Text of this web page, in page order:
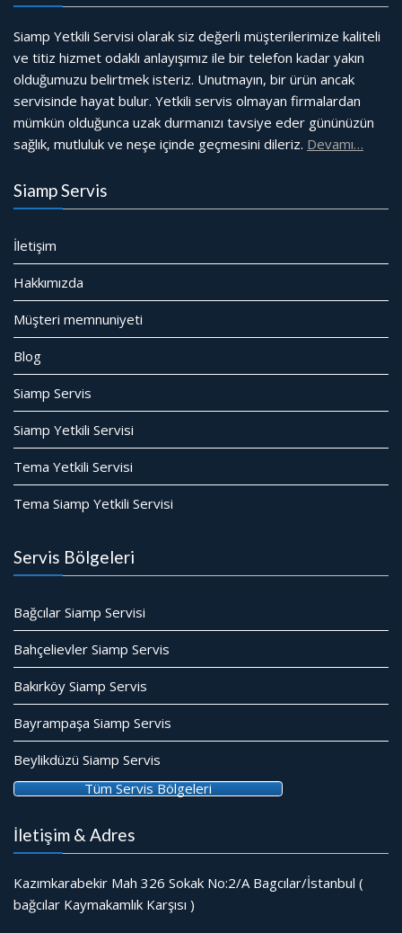
Siamp Yetkili Servisi olarak siz değerli müşterilerimize kaliteli
ve titiz hizmet odaklı anlayışımız ile bir telefon kadar yakın
olduğumuzu belirtmek isteriz. Unutmayın, bir ürün ancak
servisinde hayat bulur. Yetkili servis olmayan firmalardan
mümkün olduğunca uzak durmanızı tavsiye eder gününüzün
sağlık, mutluluk ve neşe içinde geçmesini dileriz. Devamı…
Siamp Servis
İletişim
Hakkımızda
Müşteri memnuniyeti
Blog
Siamp Servis
Siamp Yetkili Servisi
Tema Yetkili Servisi
Tema Siamp Yetkili Servisi
Servis Bölgeleri
Bağcılar Siamp Servisi
Bahçelievler Siamp Servis
Bakırköy Siamp Servis
Bayrampaşa Siamp Servis
Beylikdüzü Siamp Servis
Tüm Servis Bölgeleri
İletişim & Adres
Kazımkarabekir Mah 326 Sokak No:2/A Bagcılar/İstanbul (
bağcılar Kaymakamlık Karşısı )